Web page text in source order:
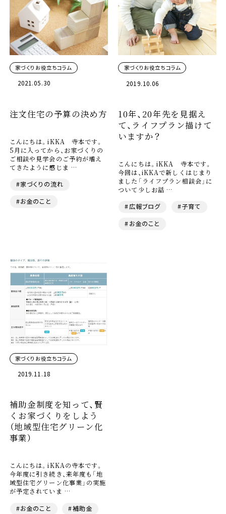
家づくりお役立ちコラム
2021.05.30
注文住宅の予算の決め方
こんにちは。iKKA 寺本です。
5月に入ってから、お家づくりの
ご相談や見学会のご予約が増え
てきたように感じま …
#家づくりの流れ
#お金のこと
家づくりお役立ちコラム
2019.10.06
10年、20年先を見据え
て、ライフプラン描けて
いますか？
こんにちは。iKKA 寺本です。
今回は、iKKAで新しくはじまり
ました「ライフプラン相談会」に
ついて少しお話 …
#広報ブログ
#子育て
#お金のこと
家づくりお役立ちコラム
2019.11.18
補助金制度を知って、賢
くお家づくりをしよう
（地域型住宅グリーン化
事業）
こんにちは。iKKAの寺本です。
今年度に引き続き、来年度も「地
域型住宅グリーン化事業」の実施
が予定されていま …
#お金のこと
#補助金